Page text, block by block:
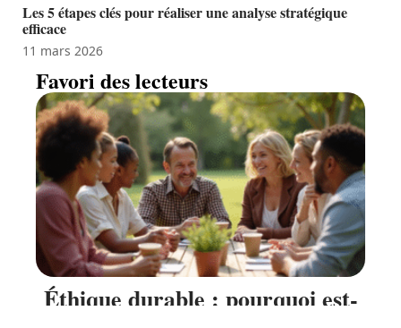
Les 5 étapes clés pour réaliser une analyse stratégique
efficace
11 mars 2026
Favori des lecteurs
Éthique durable : pourquoi est-